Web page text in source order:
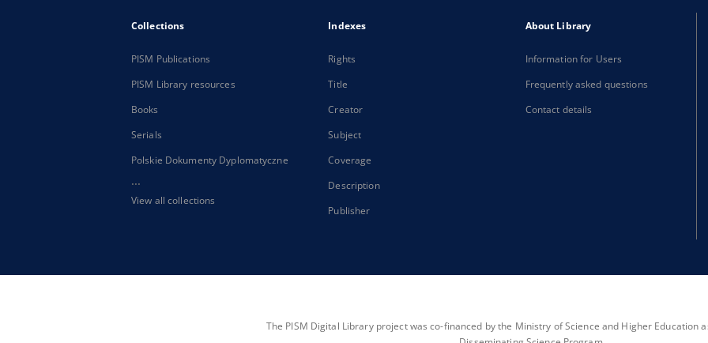
Collections
PISM Publications
PISM Library resources
Books
Serials
Polskie Dokumenty Dyplomatyczne
...
View all collections
Indexes
Rights
Title
Creator
Subject
Coverage
Description
Publisher
About Library
Information for Users
Frequently asked questions
Contact details
The PISM Digital Library project was co-financed by the Ministry of Science and Higher Education